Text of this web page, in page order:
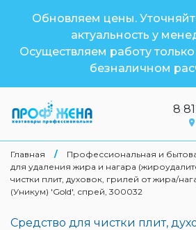
Обновляем цены.
актуальность у
Осуществляем работу
безналичном
8
Главная / Профессиональная и
для удаления жира и нагара
чистки плит, духовок, грилей от жира/
(Уникум) 'Gold', спрей, 300032
Средство для чистки плит,